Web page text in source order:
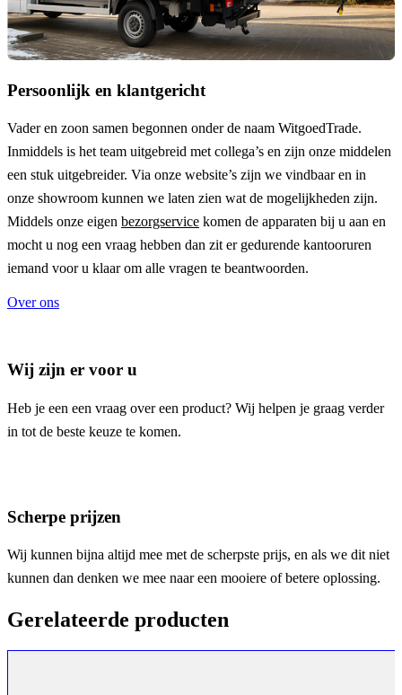
Persoonlijk en klantgericht
Vader en zoon samen begonnen onder de naam WitgoedTrade.
Inmiddels is het team uitgebreid met collega’s en zijn onze middelen
een stuk uitgebreider. Via onze website’s zijn we vindbaar en in
onze showroom kunnen we laten zien wat de mogelijkheden zijn.
Middels onze eigen bezorgservice komen de apparaten bij u aan en
mocht u nog een vraag hebben dan zit er gedurende kantooruren
iemand voor u klaar om alle vragen te beantwoorden.
Over ons
Wij zijn er voor u
Heb je een een vraag over een product? Wij helpen je graag verder
in tot de beste keuze te komen.
Scherpe prijzen
Wij kunnen bijna altijd mee met de scherpste prijs, en als we dit niet
kunnen dan denken we mee naar een mooiere of betere oplossing.
Gerelateerde producten